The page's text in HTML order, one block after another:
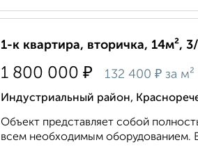
1-к квартира, вторичка, 14м²,
1 800 000 ₽ 132 400 ₽ за м²
Индустриальный район,
Объект представляет собой
всем необходимым оборудованием.